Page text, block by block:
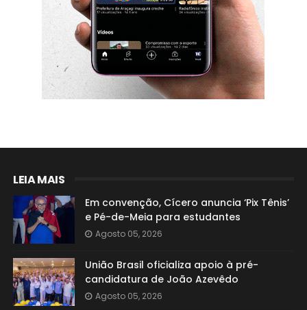
LEIA MAIS
Em convenção, Cícero anuncia ‘Pix Tênis’
e Pé-de-Meia para estudantes
Agosto 05, 2026
União Brasil oficializa apoio à pré-
candidatura de João Azevêdo
Agosto 05, 2026